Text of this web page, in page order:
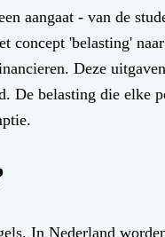
aangaat - van de
concept 'belasting'
Deze
De belasting die
In Nederland